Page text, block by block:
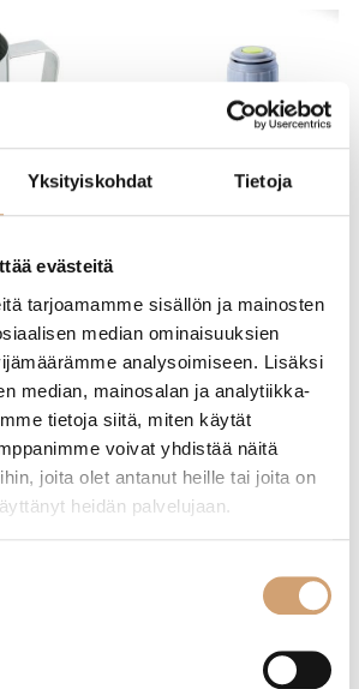
Yksityiskohdat Tietoja
evästeitä
tarjoamamme sisällön ja mainosten
median ominaisuuksien
analysoimiseen. Lisäksi
median, mainosalan ja analytiikka-
tietoja siitä, miten käytät
voivat yhdistää näitä
joita olet antanut heille tai joita on
heidän palvelujaan.
12,90€
Heti saatavilla verkkokaupasta
Lue lisää